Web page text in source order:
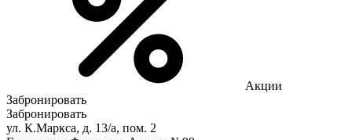
Акции
Забронировать
Забронировать
ул. К.Маркса, д. 13/а, пом. 2